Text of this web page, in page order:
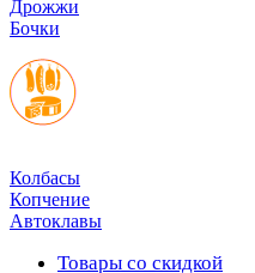
Дрожжи
Бочки
Колбасы
Копчение
Автоклавы
Товары со скидкой